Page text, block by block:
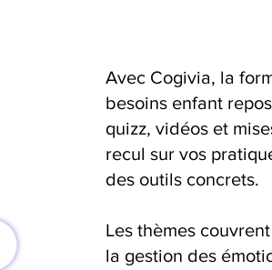
Avec Cogivia, la
besoins enfant
quizz, vidéos et
recul sur vos
des outils concrets.
Les thèmes
la gestion des